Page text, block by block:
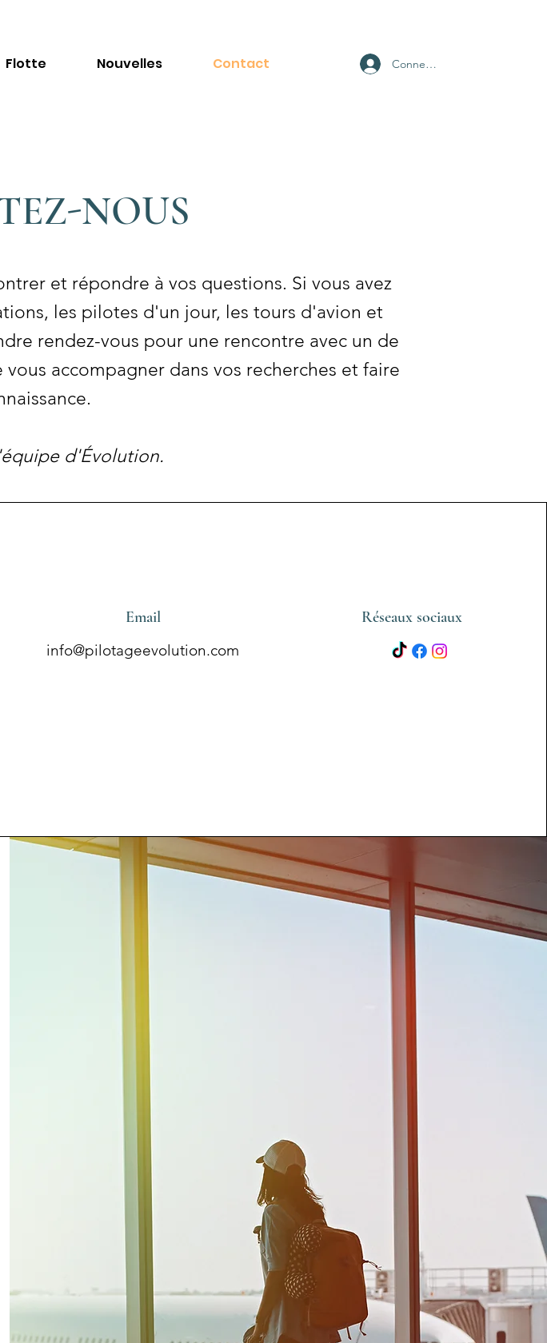
Flotte Nouvelles Contact Connexion
NOUS
et répondre à vos questions. Si vous avez
les pilotes d'un jour, les tours d'avion et
rendez-vous pour une rencontre avec un de
accompagner dans vos recherches et faire
d'Évolution.
Email
info@pilotageevolution.com
Réseaux sociaux